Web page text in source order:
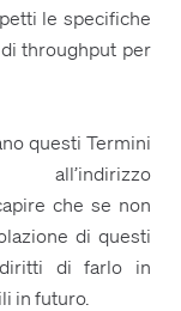
le specifiche
throughput per
questi Termini
che se non
di questi
di farlo in
in futuro.